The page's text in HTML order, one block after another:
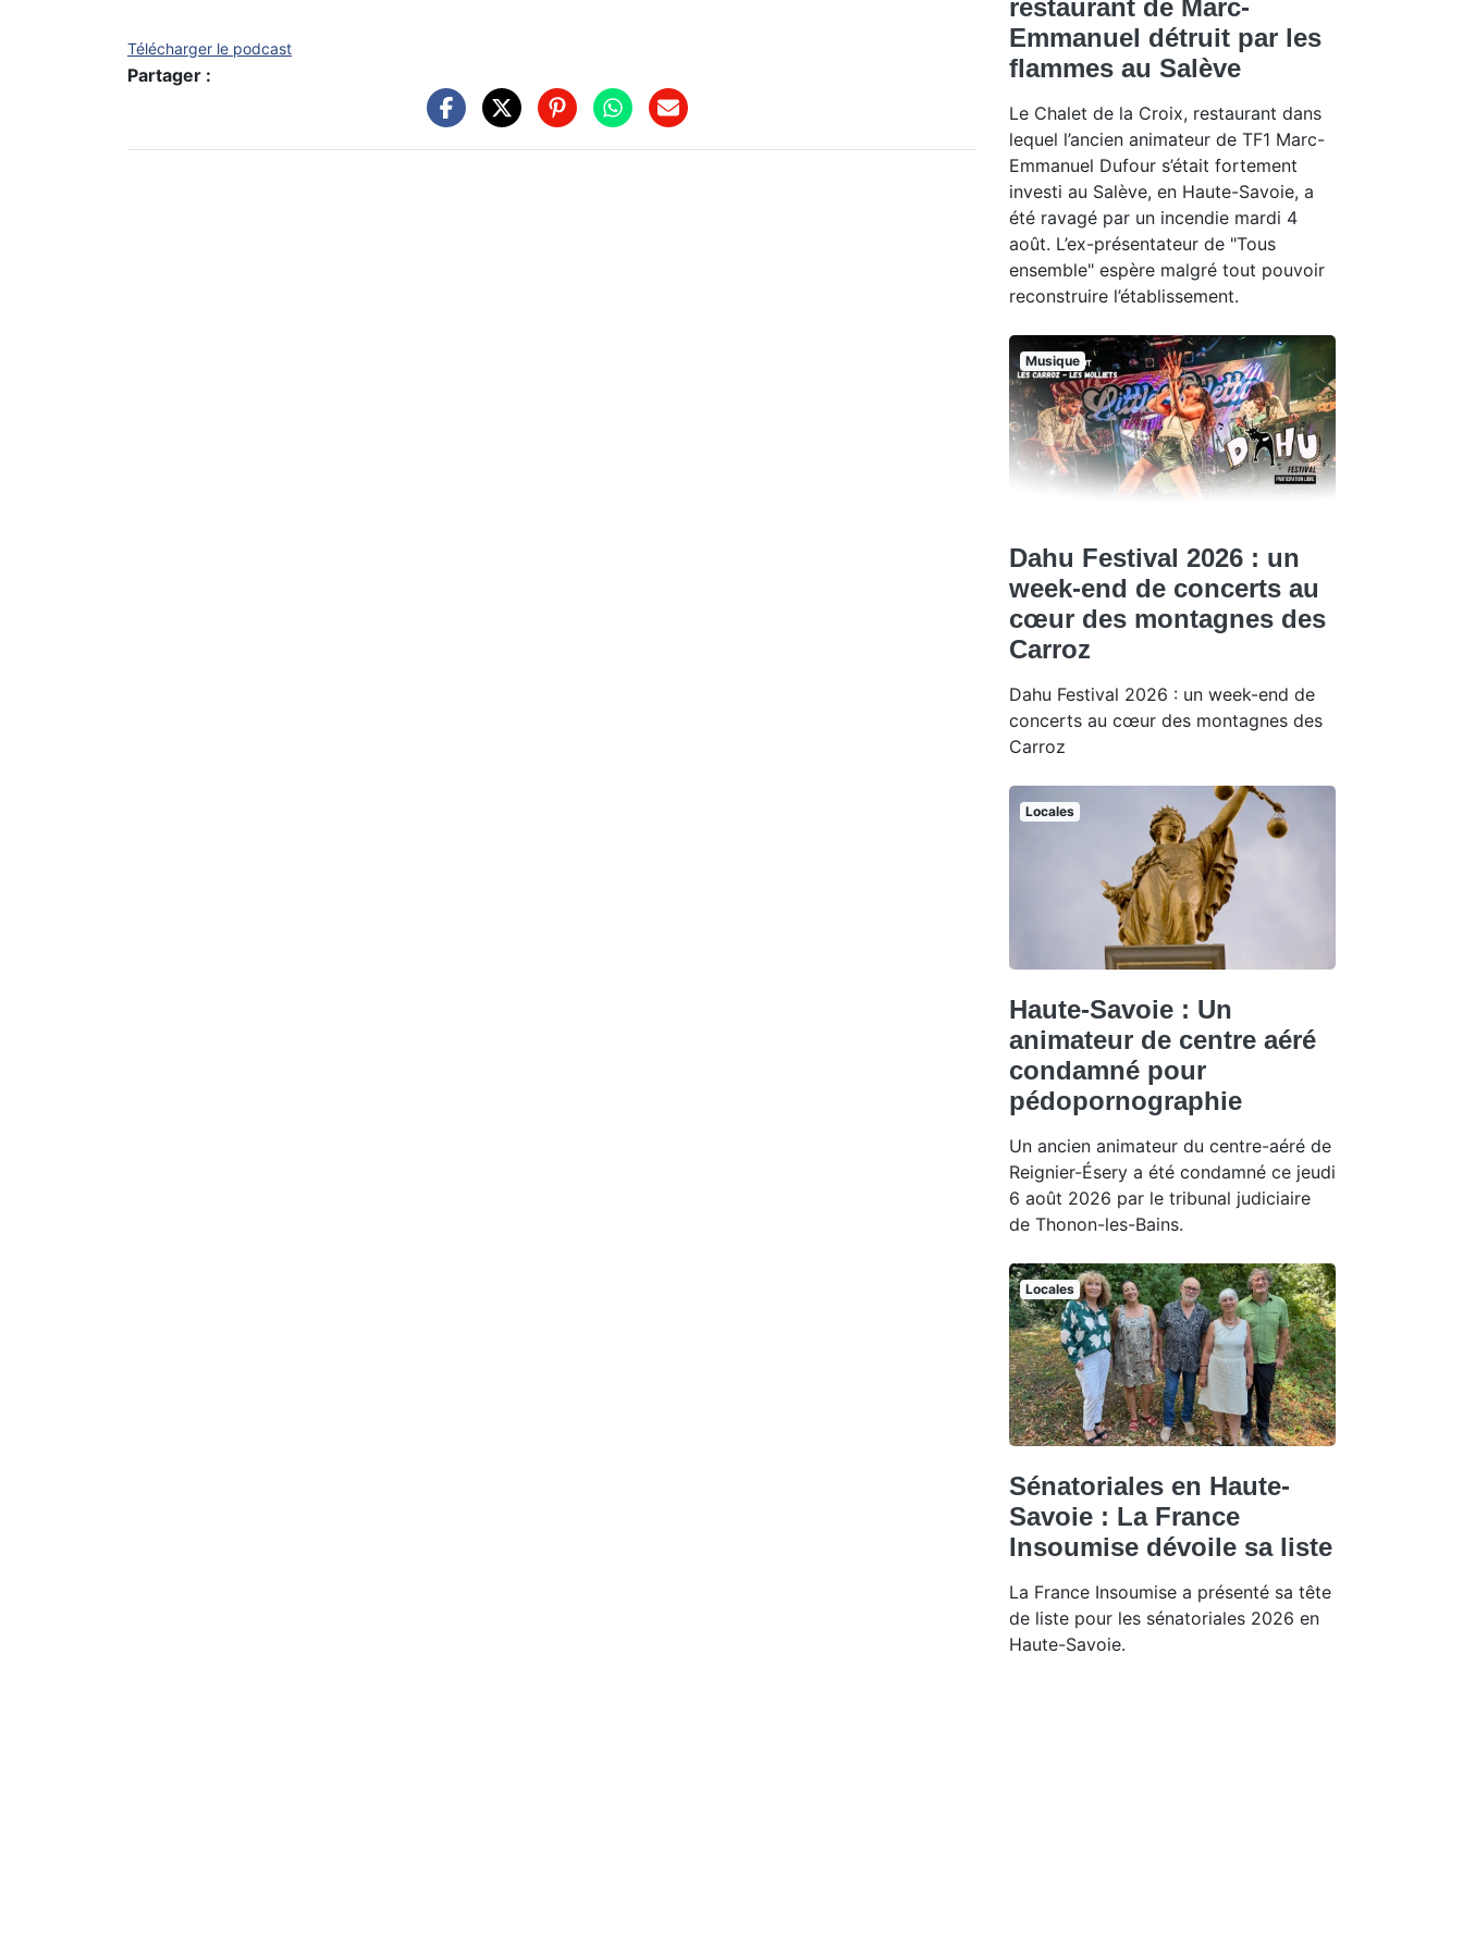
Télécharger le podcast
Partager :
restaurant de Marc-
Emmanuel détruit par les
flammes au Salève
Le Chalet de la Croix, restaurant dans
lequel l’ancien animateur de TF1 Marc-
Emmanuel Dufour s’était fortement
investi au Salève, en Haute-Savoie, a
été ravagé par un incendie mardi 4
août. L’ex-présentateur de "Tous
ensemble" espère malgré tout pouvoir
reconstruire l’établissement.
Musique
Dahu Festival 2026 : un
week-end de concerts au
cœur des montagnes des
Carroz
Dahu Festival 2026 : un week-end de
concerts au cœur des montagnes des
Carroz
Locales
Haute-Savoie : Un
animateur de centre aéré
condamné pour
pédopornographie
Un ancien animateur du centre-aéré de
Reignier-Ésery a été condamné ce jeudi
6 août 2026 par le tribunal judiciaire
de Thonon-les-Bains.
Locales
Sénatoriales en Haute-
Savoie : La France
Insoumise dévoile sa liste
La France Insoumise a présenté sa tête
de liste pour les sénatoriales 2026 en
Haute-Savoie.